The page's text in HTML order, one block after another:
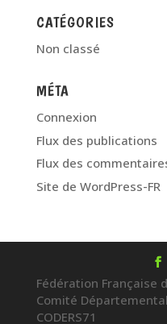
CATÉGORIES
Non classé
MÉTA
Connexion
Flux des publications
Flux des
Site de WordPress-FR
Fédération Française
Comité
CODERS71